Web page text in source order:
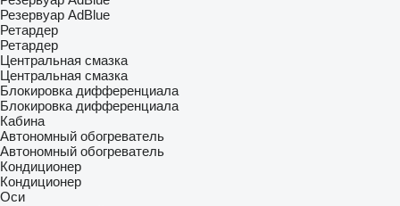
Резервуар AdBlue
Ретардер
Ретардер
Центральная смазка
Центральная смазка
Блокировка дифференциала
Блокировка дифференциала
Кабина
Автономный обогреватель
Автономный обогреватель
Кондиционер
Кондиционер
Оси